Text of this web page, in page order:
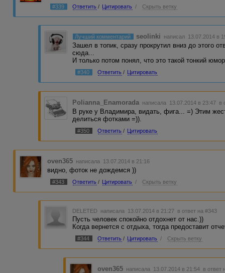
#339 Ответить / Цитировать / Скрыть ветку
Лучший комментарий seolinki написал 13.07.2014 в
Зашел в топик, сразу прокрутил вниз до этого
сюда...
И только потом понял, что это такой тонкий
#340 Ответить / Цитировать
Polianna_Enamorada написала 13.07.2014 в 23:47 в
В руке у Владимира, видать, фига... =) Этим
делиться фотками =)).
#350 Ответить / Цитировать
oven365 написала 13.07.2014 в 21:16
видно, фоток не дождемся ))
#343 Ответить / Цитировать / Скрыть ветку
DELETED написала 13.07.2014 в 21:27 в ответ на #343
Пусть человек спокойно отдохнет от нас.))
Когда вернется с отдыха, тогда предоставит
#344 Ответить / Цитировать / Скрыть ветку
oven365 написала 13.07.2014 в 21:54 в ответ